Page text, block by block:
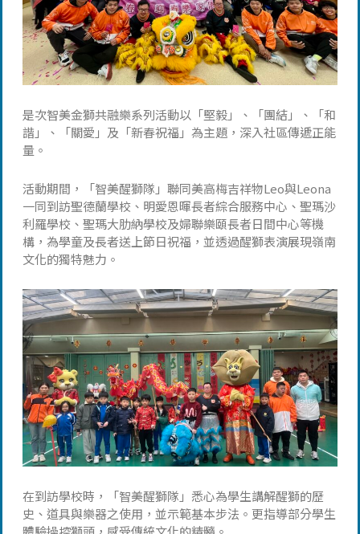
是次智美金獅共融樂系列活動以「堅毅」、「團結」、「和
諧」、「關愛」及「新春祝福」為主題，深入社區傳遞正能
量。
活動期間，「智美醒獅隊」聯同美高梅吉祥物Leo與Leona
一同到訪聖德蘭學校、明愛恩暉長者綜合服務中心、聖瑪沙
利羅學校、聖瑪大肋納學校及婦聯樂頤長者日間中心等機
構，為學童及長者送上節日祝福，並透過醒獅表演展現嶺南
文化的獨特魅力。
在到訪學校時，「智美醒獅隊」悉心為學生講解醒獅的歷
史、道具與樂器之使用，並示範基本步法。更指導部分學生